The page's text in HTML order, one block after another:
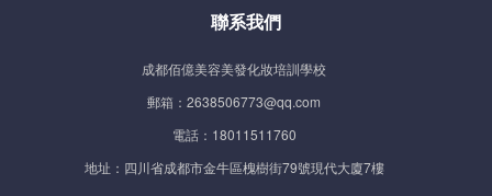
聯系我們
成都佰億美容美發化妝培訓學校
郵箱：2638506773@qq.com
電話：18011511760
地址：四川省成都市金牛區槐樹街79號現代大廈7樓